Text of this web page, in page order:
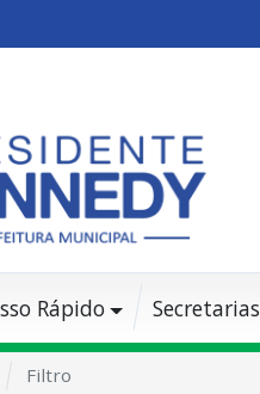
Rápido Secretarias
Filtro